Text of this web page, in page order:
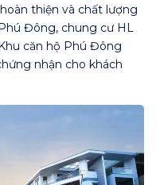
thiện và chất lượng
Đông, chung cư HL
căn hộ Phú Đông
nhận cho khách